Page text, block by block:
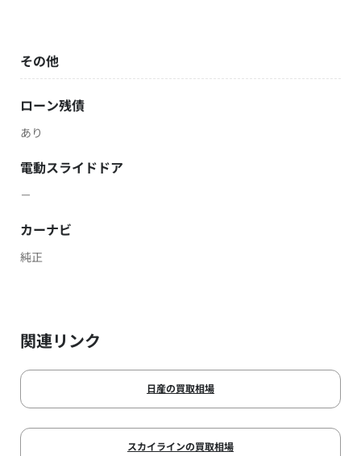
その他
ローン残債
あり
電動スライドドア
－
カーナビ
純正
関連リンク
日産の買取相場
スカイラインの買取相場